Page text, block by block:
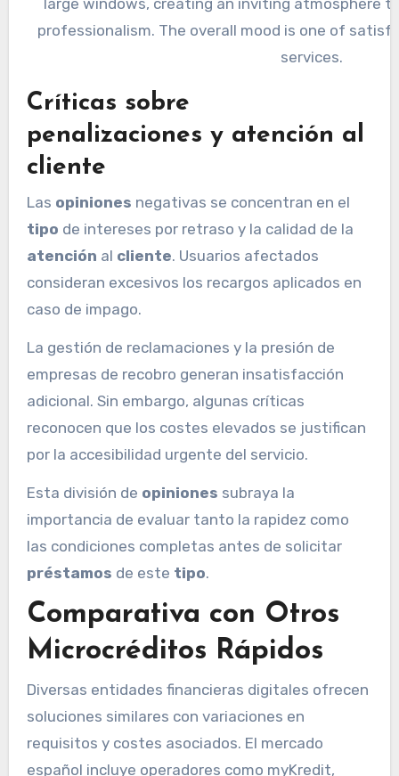
Críticas sobre
penalizaciones y atención al
cliente
Las opiniones negativas se concentran en el
tipo de intereses por retraso y la calidad de la
atención al cliente. Usuarios afectados
consideran excesivos los recargos aplicados en
caso de impago.
La gestión de reclamaciones y la presión de
empresas de recobro generan insatisfacción
adicional. Sin embargo, algunas críticas
reconocen que los costes elevados se justifican
por la accesibilidad urgente del servicio.
Esta división de opiniones subraya la
importancia de evaluar tanto la rapidez como
las condiciones completas antes de solicitar
préstamos de este tipo.
Comparativa con Otros
Microcréditos Rápidos
Diversas entidades financieras digitales ofrecen
soluciones similares con variaciones en
requisitos y costes asociados. El mercado
español incluye operadores como myKredit,